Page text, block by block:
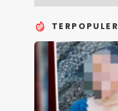
TERPOPULER